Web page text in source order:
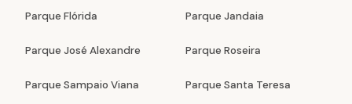
Parque Flórida Parque Jandaia
Parque José Alexandre Parque Roseira
Parque Sampaio Viana Parque Santa Teresa